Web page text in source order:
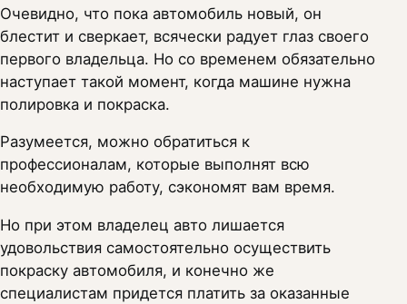
Очевидно, что пока автомобиль новый, он
блестит и сверкает, всячески радует глаз своего
первого владельца. Но со временем обязательно
наступает такой момент, когда машине нужна
полировка и покраска.
Разумеется, можно обратиться к
профессионалам, которые выполнят всю
необходимую работу, сэкономят вам время.
Но при этом владелец авто лишается
удовольствия самостоятельно осуществить
покраску автомобиля, и конечно же
специалистам придется платить за оказанные